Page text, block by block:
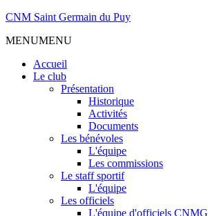
CNM Saint Germain du Puy
MENUMENU
Accueil
Le club
Présentation
Historique
Activités
Documents
Les bénévoles
L'équipe
Les commissions
Le staff sportif
L'équipe
Les officiels
L'équipe d'officiels CNMG